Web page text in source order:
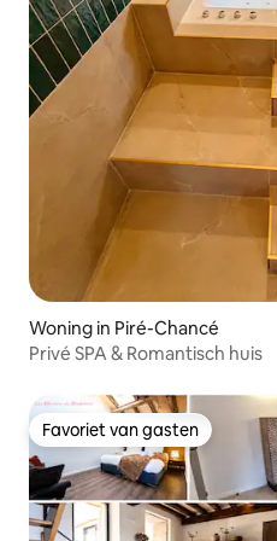
Woning in Piré-Chancé
Privé SPA & Romantisch huis
Favoriet van gasten
Favoriet van gasten